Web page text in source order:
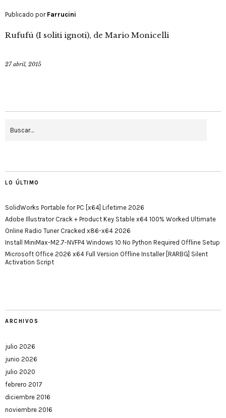
Publicado por Farrucini
Rufufú (I soliti ignoti), de Mario Monicelli
27 abril, 2015
LO ÚLTIMO
SolidWorks Portable for PC [x64] Lifetime 2026
Adobe Illustrator Crack + Product Key Stable x64 100% Worked Ultimate
Online Radio Tuner Cracked x86-x64 2026
Install MiniMax-M2.7-NVFP4 Windows 10 No Python Required Offline Setup
Microsoft Office 2026 x64 Full Version Offline Installer [RARBG] Silent
Activation Script
ARCHIVOS
julio 2026
junio 2026
julio 2020
febrero 2017
diciembre 2016
noviembre 2016